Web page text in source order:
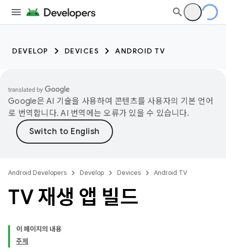
DEVELOP DEVICES ANDROID TV
Google은 AI 기술을 사용하여 콘텐츠를 사용자의 기본 언어
로 번역합니다. AI 번역에는 오류가 있을 수 있습니다.
Android Developers Develop Devices Android TV
TV 재생 앱 빌드
이 페이지의 내용
주제